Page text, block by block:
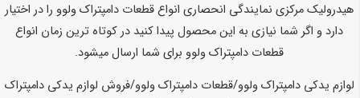
هیدرولیک مرکزی نمایندگی انحصاری انواع قطعات دامپتراک ولوو را در اختیار
دارد و اگر شما نیازی به این محصول پیدا کنید در کوتاه ترین زمان انواع
قطعات دامپتراک ولوو برای شما ارسال میشود.
لوازم یدکی دامپتراک ولوو/قطعات دامپتراک ولوو/فروش لوازم یدکی دامپتراک